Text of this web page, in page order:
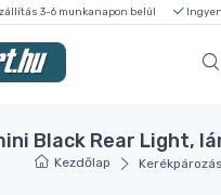
3-6 munkanapon belül
Black Rear Light,
Kezdőlap Kerékpározás